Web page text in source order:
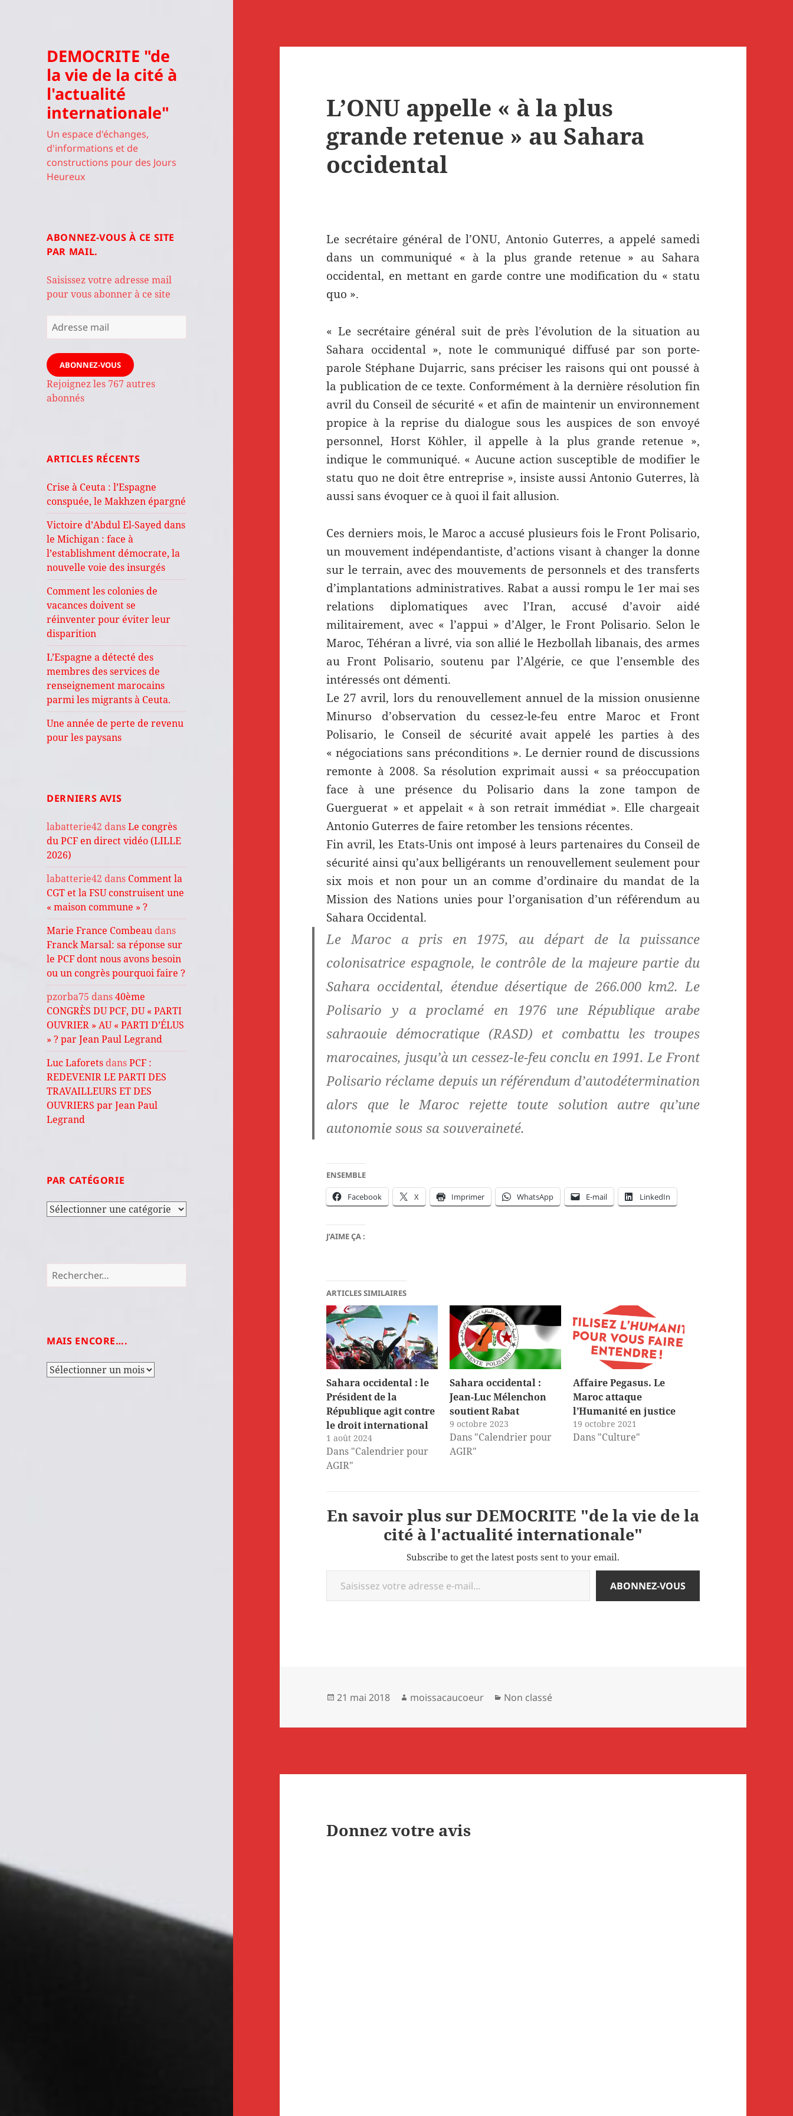
DEMOCRITE "de
la vie de la cité à
l'actualité
internationale"
Un espace d'échanges,
d'informations et de
constructions pour des Jours
Heureux
ABONNEZ-VOUS À CE SITE
PAR MAIL.
Saisissez votre adresse mail
pour vous abonner à ce site
Adresse
mail
ABONNEZ-VOUS
Rejoignez les 767 autres
abonnés
ARTICLES RÉCENTS
Crise à Ceuta : l’Espagne
conspuée, le Makhzen épargné
Victoire d’Abdul El-Sayed dans
le Michigan : face à
l’establishment démocrate, la
nouvelle voie des insurgés
Comment les colonies de
vacances doivent se
réinventer pour éviter leur
disparition
L’Espagne a détecté des
membres des services de
renseignement marocains
parmi les migrants à Ceuta.
Une année de perte de revenu
pour les paysans
DERNIERS AVIS
labatterie42 dansLe congrès
du PCF en direct vidéo (LILLE
2026)
labatterie42 dans Comment la
CGT et la FSU construisent une
« maison commune » ?
Marie France Combeau dans
Franck Marsal: sa réponse sur
le PCF dont nous avons besoin
ou un congrès pourquoi faire ?
pzorba75 dans40ème
CONGRÈS DU PCF, DU « PARTI
OUVRIER » AU « PARTI D’ÉLUS
» ? par Jean Paul Legrand
Luc Laforets dansPCF :
REDEVENIR LE PARTI DES
TRAVAILLEURS ET DES
OUVRIERS par Jean Paul
Legrand
PAR CATÉGORIE
Par
Rechercher :
MAIS ENCORE….
Mais
L’ONU appelle « à la plus
grande retenue » au Sahara
occidental
Le secrétaire général de l’ONU, Antonio Guterres, a appelé samedi
dans un communiqué « à la plus grande retenue » au Sahara
occidental, en mettant en garde contre une modification du « statu
quo ».
« Le secrétaire général suit de près l’évolution de la situation au
Sahara occidental », note le communiqué diffusé par son porte-
parole Stéphane Dujarric, sans préciser les raisons qui ont poussé à
la publication de ce texte. Conformément à la dernière résolution fin
avril du Conseil de sécurité « et afin de maintenir un environnement
propice à la reprise du dialogue sous les auspices de son envoyé
personnel, Horst Köhler, il appelle à la plus grande retenue »,
indique le communiqué. « Aucune action susceptible de modifier le
statu quo ne doit être entreprise », insiste aussi Antonio Guterres, là
aussi sans évoquer ce à quoi il fait allusion.
Ces derniers mois, le Maroc a accusé plusieurs fois le Front Polisario,
un mouvement indépendantiste, d’actions visant à changer la donne
sur le terrain, avec des mouvements de personnels et des transferts
d’implantations administratives. Rabat a aussi rompu le 1er mai ses
relations diplomatiques avec l’Iran, accusé d’avoir aidé
militairement, avec « l’appui » d’Alger, le Front Polisario. Selon le
Maroc, Téhéran a livré, via son allié le Hezbollah libanais, des armes
au Front Polisario, soutenu par l’Algérie, ce que l’ensemble des
intéressés ont démenti.
Le 27 avril, lors du renouvellement annuel de la mission onusienne
Minurso d’observation du cessez-le-feu entre Maroc et Front
Polisario, le Conseil de sécurité avait appelé les parties à des
« négociations sans préconditions ». Le dernier round de discussions
remonte à 2008. Sa résolution exprimait aussi « sa préoccupation
face à une présence du Polisario dans la zone tampon de
Guerguerat » et appelait « à son retrait immédiat ». Elle chargeait
Antonio Guterres de faire retomber les tensions récentes.
Fin avril, les Etats-Unis ont imposé à leurs partenaires du Conseil de
sécurité ainsi qu’aux belligérants un renouvellement seulement pour
six mois et non pour un an comme d’ordinaire du mandat de la
Mission des Nations unies pour l’organisation d’un référendum au
Sahara Occidental.
Le Maroc a pris en 1975, au départ de la puissance
colonisatrice espagnole, le contrôle de la majeure partie du
Sahara occidental, étendue désertique de 266.000 km2. Le
Polisario y a proclamé en 1976 une République arabe
sahraouie démocratique (RASD) et combattu les troupes
marocaines, jusqu’à un cessez-le-feu conclu en 1991. Le Front
Polisario réclame depuis un référendum d’autodétermination
alors que le Maroc rejette toute solution autre qu’une
autonomie sous sa souveraineté.
ENSEMBLE
Facebook X Imprimer WhatsApp E-mail LinkedIn
J’AIME ÇA :
ARTICLES SIMILAIRES
Sahara occidental : le
Président de la
République agit contre
le droit international
1 août 2024
Dans "Calendrier pour
AGIR"
Sahara occidental :
Jean-Luc Mélenchon
soutient Rabat
9 octobre 2023
Dans "Calendrier pour
AGIR"
Affaire Pegasus. Le
Maroc attaque
l’Humanité en justice
19 octobre 2021
Dans "Culture"
En savoir plus sur DEMOCRITE "de la vie de la
cité à l'actualité internationale"
Subscribe to get the latest posts sent to your email.
Saisissez votre adresse e-mail…
ABONNEZ-VOUS
Publié
21 mai 2018 Auteur
moissacaucoeur Catégories
Non classé
Donnez votre avis